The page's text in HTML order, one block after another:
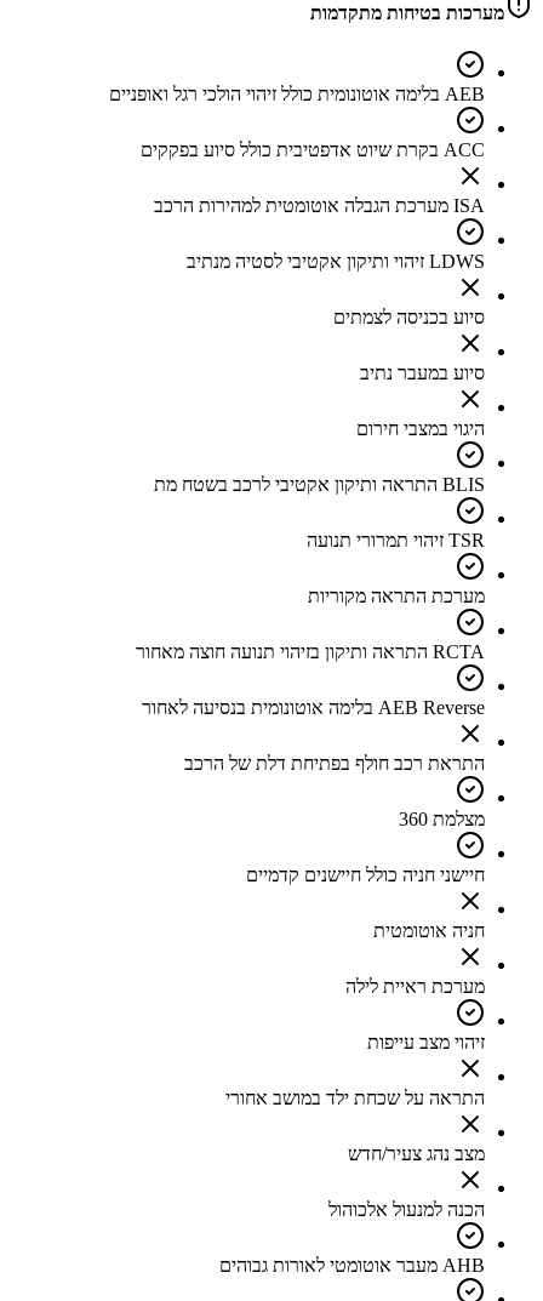
מערכות בטיחות מתקדמות
AEB בלימה אוטונומית כולל זיהוי הולכי רגל ואופניים
ACC בקרת שיוט אדפטיבית כולל סיוע בפקקים
ISA מערכת הגבלה אוטומטית למהירות הרכב
LDWS זיהוי ותיקון אקטיבי לסטיה מנתיב
סיוע בכניסה לצמתים
סיוע במעבר נתיב
היגוי במצבי חירום
BLIS התראה ותיקון אקטיבי לרכב בשטח מת
TSR זיהוי תמרורי תנועה
מערכת התראה מקוריות
RCTA התראה ותיקון בזיהוי תנועה חוצה מאחור
AEB Reverse בלימה אוטונומית בנסיעה לאחור
התראת רכב חולף בפתיחת דלת של הרכב
מצלמת 360
חיישני חניה כולל חיישנים קדמיים
חניה אוטומטית
מערכת ראיית לילה
זיהוי מצב עייפות
התראה על שכחת ילד במושב אחורי
מצב נהג צעיר/חדש
הכנה למנעול אלכוהול
AHB מעבר אוטומטי לאורות גבוהים